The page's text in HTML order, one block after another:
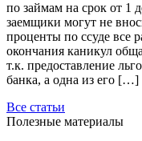
по займам на срок от 1
заемщики могут не
проценты по ссуде все
окончания каникул
т.к. предоставление
банка, а одна из его […]
Все статьи
Полезные материалы